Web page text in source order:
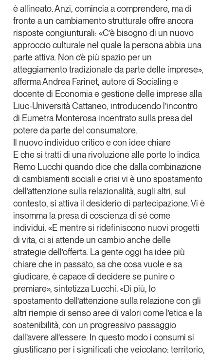
Eventi e formazione
Tutti gli appuntamenti
Chi siamo
Newsletter
Contatti
Tendenze Journal
La nostra newsletter nella tua email
Iscriviti
Un anno di
Tendenze2026
Leggi il magazine
è allineato. Anzi, comincia a comprendere, ma di
fronte a un cambiamento strutturale offre ancora
risposte congiunturali: «C’è bisogno di un nuovo
approccio culturale nel quale la persona abbia una
parte attiva. Non c’è più spazio per un
atteggiamento tradizionale da parte delle imprese»,
affermaAndrea Farinet, autore di Socialing e
docente di Economia e gestione delle imprese alla
Liuc-Università Cattaneo, introducendo l’incontro
di Eumetra Monterosaincentrato sulla presa del
potere da parte del consumatore.
Il nuovo individuo critico e con idee chiare
E che si tratti di una rivoluzione alle porte lo indica
Remo Lucchi quando dice che dalla combinazione
di cambiamenti sociali e crisi vi è uno spostamento
dell’attenzione sulla relazionalità, sugli altri, sul
contesto, si attiva il desiderio di partecipazione. Vi è
insomma la presa di coscienza di sé come
individui. «E mentre si ridefiniscono nuovi progetti
di vita, ci si attende un cambio anche delle
strategie dell’offerta. La gente oggi ha idee più
chiare che in passato, sa che cosa vuole e sa
giudicare, è capace di decidere se punire o
premiare», sintetizza Lucchi. «Di più, lo
spostamento dell’attenzione sulla relazione con gli
altri riempie di senso aree di valori come l’etica e la
sostenibilità, con un progressivo passaggio
dall’avere all’essere. In questo modo i consumi si
giustificano per i significati che veicolano: territorio,